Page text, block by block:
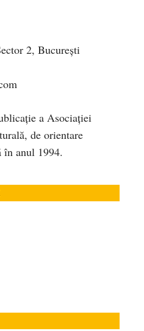
2, București
a Asociaţiei
de orientare
în anul 1994.